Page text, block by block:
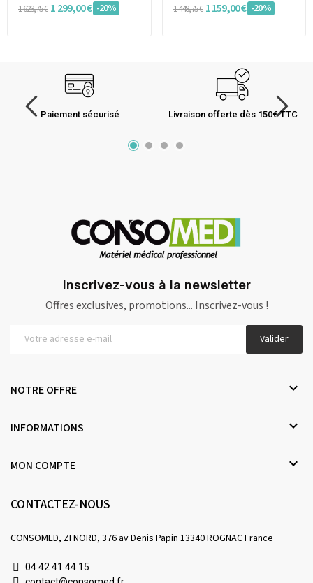
1 623,75 € 1 299,00 € -20% 1 448,75 € 1 159,00 € -20%
Paiement sécurisé Livraison offerte dès 150€ TTC
Inscrivez-vous à la newsletter
Offres exclusives, promotions... Inscrivez-vous !
Valider
NOTRE OFFRE 
INFORMATIONS 
MON COMPTE 
CONTACTEZ-NOUS
CONSOMED, ZI NORD, 376 av Denis Papin 13340 ROGNAC France
04 42 41 44 15